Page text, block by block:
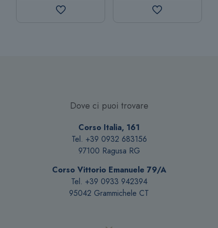
Dove ci puoi trovare
Corso Italia, 161
Tel. +39 0932 683156
97100 Ragusa RG
Corso Vittorio Emanuele 79/A
Tel. +39 0933 942394
95042 Grammichele CT